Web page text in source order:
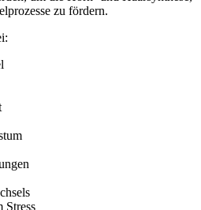
zu fördern.
Stress